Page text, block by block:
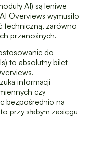
AI) są leniwe
Overviews wymusiło
techniczną, zarówno
przenośnych.
do
to absolutny bilet
informacji
czy
bezpośrednio na
przy słabym zasięgu